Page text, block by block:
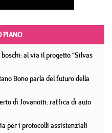
PIANO
al via il progetto “Silvas
Bono parla del futuro della
di Jovanotti: raffica di auto
per i protocolli assistenziali